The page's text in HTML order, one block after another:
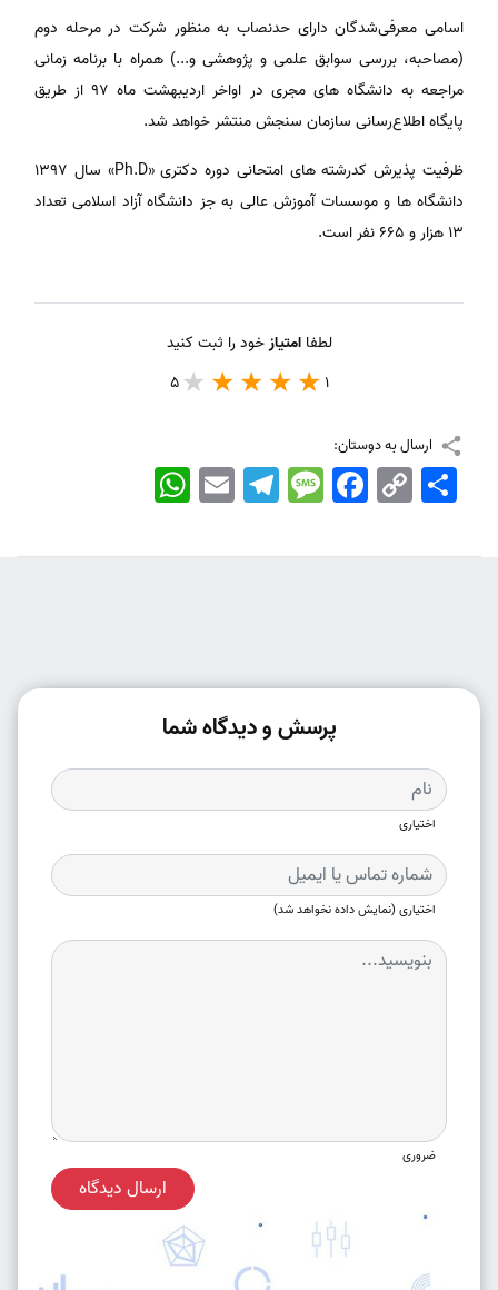
اسامی معرفی‌شدگان دارای حدنصاب به منظور شرکت در مرحله دوم
(مصاحبه، بررسی سوابق علمی و پژوهشی و...) همراه با برنامه زمانی
مراجعه به دانشگاه های مجری در اواخر اردیبهشت ماه ۹۷ از طریق
پایگاه اطلاع‌رسانی سازمان سنجش منتشر خواهد شد.
ظرفیت پذیرش کدرشته های امتحانی دوره دکتری «Ph.D» سال ۱۳۹۷
دانشگاه ها و موسسات آموزش عالی به جز دانشگاه آزاد اسلامی تعداد
۱۳ هزار و ۶۶۵ نفر است.
لطفاامتیازخود را ثبت کنید
1
5
ارسال به دوستان:
WhatsApp EmailTelegramMessageFacebook Copy
Link
اشتراک
پرسش و دیدگاه شما
اختیاری
اختیاری (نمایش داده نخواهد شد)
ضروری
ارسال دیدگاه